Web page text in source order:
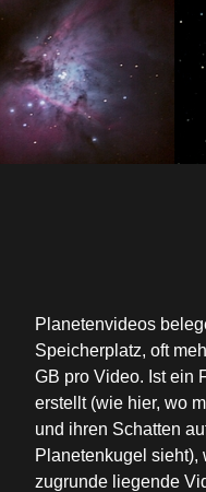
Planetenvideos
Speicherplatz, oft
GB pro Video. Ist ein
erstellt (wie hier, wo
und ihren Schatten
Planetenkugel sieht),
zugrunde liegende